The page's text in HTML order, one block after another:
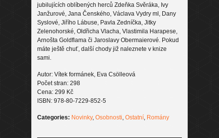
jubilujících oblíbených herců Zdeňka Svěráka, Ivy
Janžurové, Jana Čenského, Václava Vydry ml, Dany
Syslové, Jiřího Lábuse, Pavla Zedníčka, Jitky
Zelenohorské, Oldřicha Vlacha, Vlastimila Harapese,
Arnošta Goldflama či Jaroslavy Obermaierové. Pokud
máte ještě chuť, další chody již naleznete v knize
sami.
Autor: Vítek formánek, Eva Csölleová
Počet stran: 298
Cena: 299 Kč
ISBN: 978-80-7229-852-5
Categories: Novinky, Osobnosti, Ostatní, Romány